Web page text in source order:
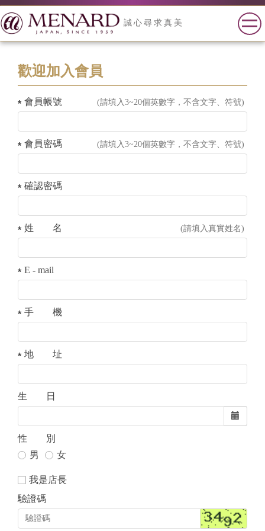
誠心尋求真美
歡迎加入會員
會員帳號 (請填入3~20個英數字，不含文字、符號)
會員密碼 (請填入3~20個英數字，不含文字、符號)
確認密碼
姓 名 (請填入真實姓名)
E - mail
手 機
地 址
生 日
性 別
男
女
我是店長
驗證碼